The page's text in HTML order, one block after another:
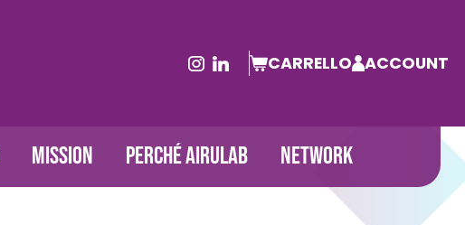
CARRELLO ACCOUNT
MISSION PERCHÉ AIRULAB NETWORK